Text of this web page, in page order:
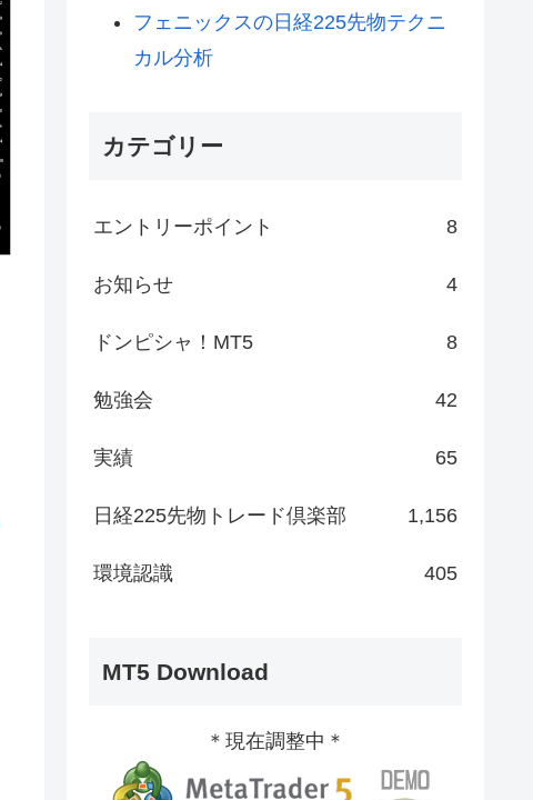
フェニックスの日経225先物テクニ
カル分析
カテゴリー
エントリーポイント 8
お知らせ 4
ドンピシャ！MT5 8
勉強会 42
実績 65
日経225先物トレード倶楽部 1,156
環境認識 405
MT5 Download
＊現在調整中＊